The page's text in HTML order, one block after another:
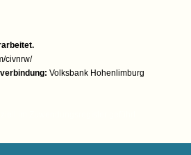
civnrw/
Volksbank Hohenlimburg